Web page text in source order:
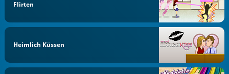
Flirten
Heimlich Küssen